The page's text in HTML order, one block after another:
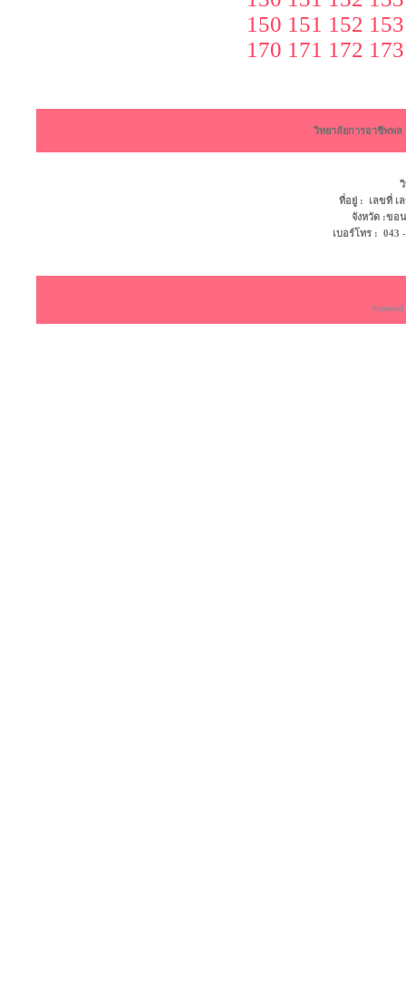
150 151 152 153
170 171 172 173
วิทยาลัยการอาชีพพ
ที่อยู่ : เลขที่ เ
จังหวัด :ข
เบอร์โทร :